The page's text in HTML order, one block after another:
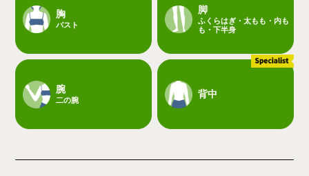
胸
バスト
脚
ふくらはぎ・太もも・内も
も・下半身
腕
二の腕
背中